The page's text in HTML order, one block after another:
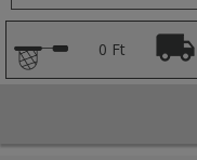
0 Ft